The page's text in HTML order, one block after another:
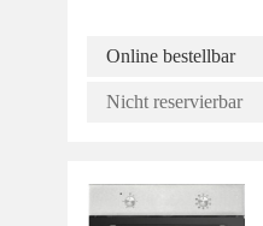
Online bestellbar
Nicht reservierbar